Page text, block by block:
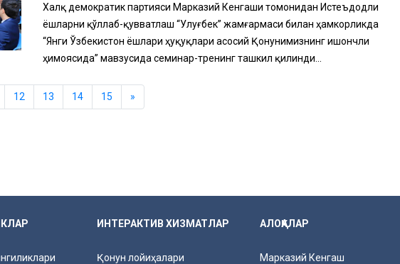
Халқ демократик партияси Марказий Кенгаши томонидан Истеъдодли
ёшларни қўллаб-қувватлаш “Улуғбек” жамғармаси билан ҳамкорликда
“Янги Ўзбекистон ёшлари ҳуқуқлари асосий Қонунимизнинг ишончли
ҳимоясида” мавзусида семинар-тренинг ташкил қилинди...
12 13 14 15 »
ИНТЕРАКТИВ ХИЗМАТЛАР
Қонун лойиҳалари
АЛОҚАЛАР
Марказий Кенгаш